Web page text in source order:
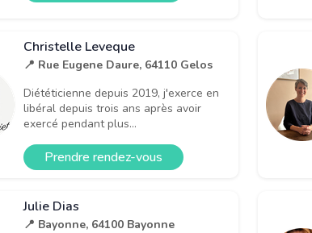
Christelle Leveque
📍 Rue Eugene Daure, 64110 Gelos
Diététicienne depuis 2019, j'exerce en
libéral depuis trois ans après avoir
exercé pendant plus...
Prendre rendez-vous
Julie Dias
📍 Bayonne, 64100 Bayonne